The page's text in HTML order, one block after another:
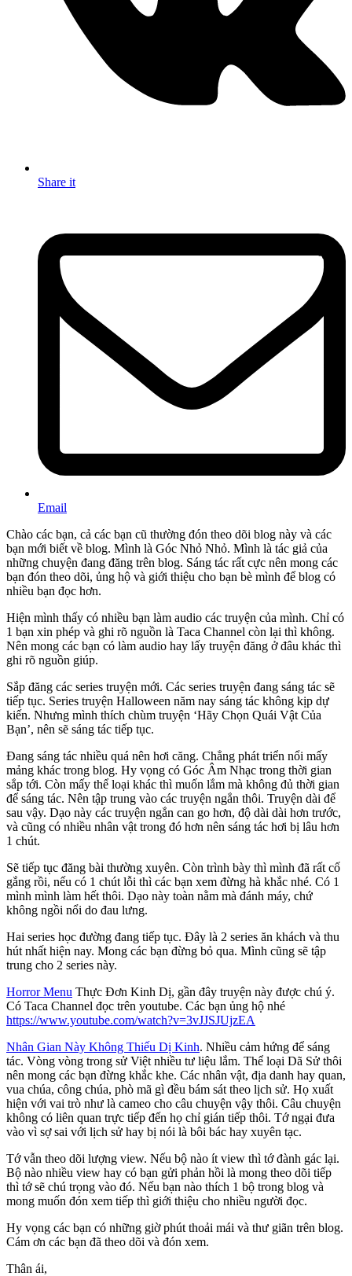
Share it
Email
Chào các bạn, cả các bạn cũ thường đón theo dõi blog này và các
bạn mới biết về blog. Mình là Góc Nhỏ Nhỏ. Mình là tác giả của
những chuyện đang đăng trên blog. Sáng tác rất cực nên mong các
bạn đón theo dõi, ủng hộ và giới thiệu cho bạn bè mình để blog có
nhiều bạn đọc hơn.
Hiện mình thấy có nhiều bạn làm audio các truyện của mình. Chỉ có
1 bạn xin phép và ghi rõ nguồn là Taca Channel còn lại thì không.
Nên mong các bạn có làm audio hay lấy truyện đăng ở đâu khác thì
ghi rõ nguồn giúp.
Sắp đăng các series truyện mới. Các series truyện đang sáng tác sẽ
tiếp tục. Series truyện Halloween năm nay sáng tác không kịp dự
kiến. Nhưng mình thích chùm truyện ‘Hãy Chọn Quái Vật Của
Bạn’, nên sẽ sáng tác tiếp tục.
Đang sáng tác nhiều quá nên hơi căng. Chẳng phát triển nổi mấy
mảng khác trong blog. Hy vọng có Góc Âm Nhạc trong thời gian
sắp tới. Còn mấy thể loại khác thì muốn lắm mà không đủ thời gian
để sáng tác. Nên tập trung vào các truyện ngắn thôi. Truyện dài để
sau vậy. Dạo này các truyện ngắn can go hơn, độ dài dài hơn trước,
và cũng có nhiều nhân vật trong đó hơn nên sáng tác hơi bị lâu hơn
1 chút.
Sẽ tiếp tục đăng bài thường xuyên. Còn trình bày thì mình đã rất cố
gắng rồi, nếu có 1 chút lỗi thì các bạn xem đừng hà khắc nhé. Có 1
mình mình làm hết thôi. Dạo này toàn nằm mà đánh máy, chứ
không ngồi nổi do đau lưng.
Hai series học đường đang tiếp tục. Đây là 2 series ăn khách và thu
hút nhất hiện nay. Mong các bạn đừng bỏ qua. Mình cũng sẽ tập
trung cho 2 series này.
Horror Menu Thực Đơn Kinh Dị, gần đây truyện này được chú ý.
Có Taca Channel đọc trên youtube. Các bạn ủng hộ nhé
https://www.youtube.com/watch?v=3vJJSJUjzEA
Nhân Gian Này Không Thiếu Dị Kinh. Nhiều cảm hứng để sáng
tác. Vòng vòng trong sử Việt nhiều tư liệu lắm. Thể loại Dã Sử thôi
nên mong các bạn đừng khắc khe. Các nhân vật, địa danh hay quan,
vua chúa, công chúa, phò mã gì đều bám sát theo lịch sử. Họ xuất
hiện với vai trò như là cameo cho câu chuyện vậy thôi. Câu chuyện
không có liên quan trực tiếp đến họ chỉ gián tiếp thôi. Tớ ngại đưa
vào vì sợ sai với lịch sử hay bị nói là bôi bác hay xuyên tạc.
Tớ vẫn theo dõi lượng view. Nếu bộ nào ít view thì tớ đành gác lại.
Bộ nào nhiều view hay có bạn gửi phản hồi là mong theo dõi tiếp
thì tớ sẽ chú trọng vào đó. Nếu bạn nào thích 1 bộ trong blog và
mong muốn đón xem tiếp thì giới thiệu cho nhiều người đọc.
Hy vọng các bạn có những giờ phút thoải mái và thư giãn trên blog.
Cám ơn các bạn đã theo dõi và đón xem.
Thân ái,